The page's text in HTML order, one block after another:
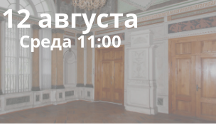
12 августа
Среда 11:00